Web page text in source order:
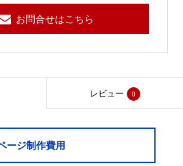
お問合せはこちら
レビュー 0
ージ制作費用